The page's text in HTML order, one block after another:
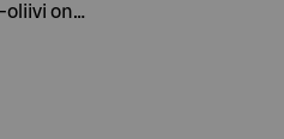
oliivi on…